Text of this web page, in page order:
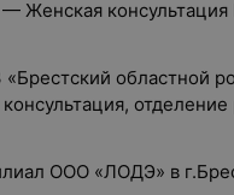
— Женская
областной
консультация,
ООО «ЛОДЭ» в